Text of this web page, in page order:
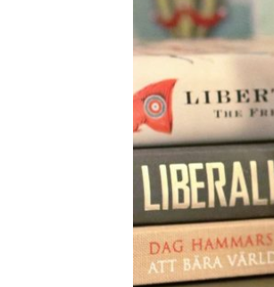
Ciudad
Cómics
Críticas